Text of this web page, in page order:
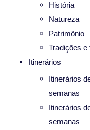
História
Natureza
Patrimônio
Tradições e
Itinerários
Itinerários
semanas
Itinerários
semanas